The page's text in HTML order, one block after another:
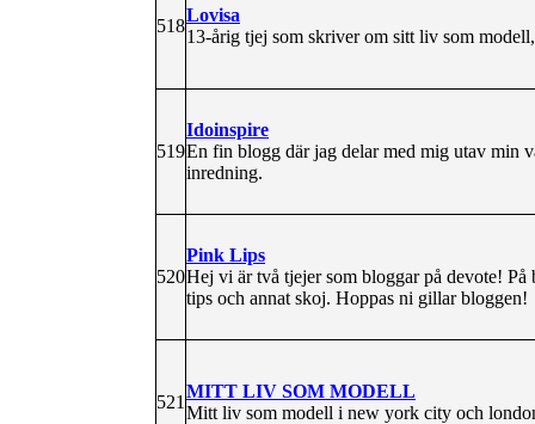
518
Lovisa
13-årig tjej som skriver om sitt liv som
519
Idoinspire
En fin blogg där jag delar med mig utav min
inredning.
520
Pink Lips
Hej vi är två tjejer som bloggar på devote!
tips och annat skoj. Hoppas ni gillar bloggen!
521
MITT LIV SOM MODELL
Mitt liv som modell i new york city och